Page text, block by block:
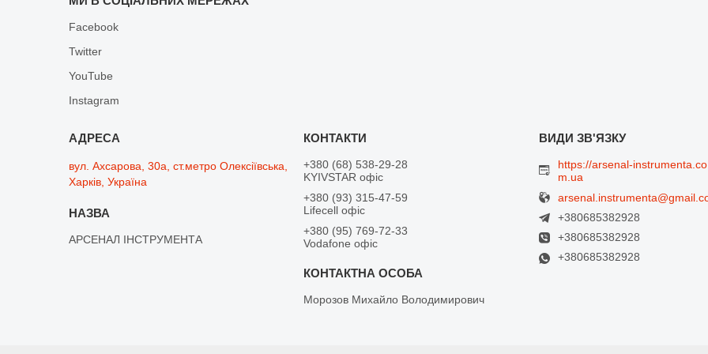
Facebook
Twitter
YouTube
Instagram
вул. Ахсарова, 30а, ст.метро Олексіївська,
Харків, Україна
АРСЕНАЛ ІНСТРУМЕНТА
+380 (68) 538-29-28
KYIVSTAR офіс
+380 (93) 315-47-59
Lifecell офіс
+380 (95) 769-72-33
Vodafone офіс
Морозов Михайло Володимирович
https://arsenal-instrumenta.co
m.ua
+380685382928
+380685382928
+380685382928